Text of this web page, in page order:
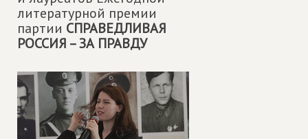
литературной премии
партии СПРАВЕДЛИВАЯ
РОССИЯ – ЗА ПРАВДУ